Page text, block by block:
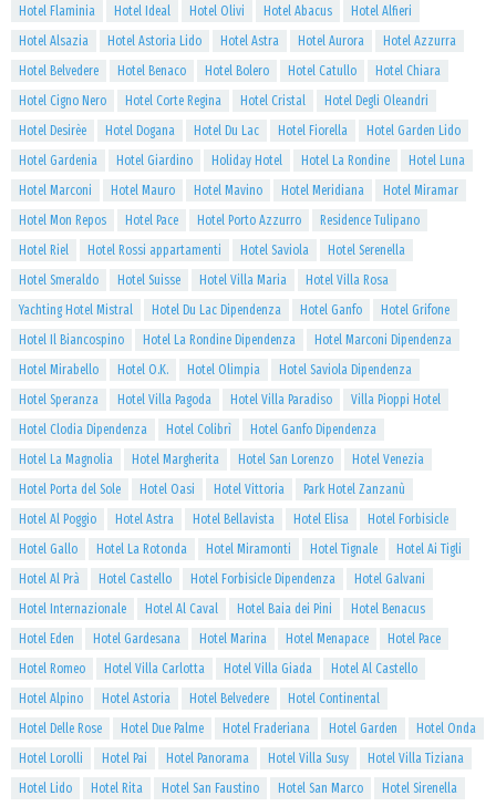
Hotel Flaminia
Hotel Ideal Hotel Olivi Hotel Abacus
Hotel Alfieri
Hotel Alsazia
Hotel Astoria Lido Hotel Astra Hotel Aurora
Hotel Azzurra
Hotel Belvedere
Hotel Benaco Hotel Bolero Hotel Catullo
Hotel Chiara
Hotel Cigno Nero
Hotel Corte Regina Hotel Cristal
Hotel Degli Oleandri
Hotel Desirèe
Hotel Dogana Hotel Du Lac Hotel Fiorella
Hotel Garden Lido
Hotel Gardenia
Hotel Giardino Holiday Hotel Hotel La Rondine
Hotel Luna
Hotel Marconi
Hotel Mauro Hotel Mavino Hotel Meridiana
Hotel Miramar
Hotel Mon Repos
Hotel Pace Hotel Porto Azzurro
Residence Tulipano
Hotel Riel
Hotel Rossi appartamenti Hotel Saviola
Hotel Serenella
Hotel Smeraldo
Hotel Suisse Hotel Villa Maria
Hotel Villa Rosa
Yachting Hotel Mistral
Hotel Du Lac Dipendenza Hotel Ganfo
Hotel Grifone
Hotel Il Biancospino
Hotel La Rondine Dipendenza
Hotel Marconi Dipendenza
Hotel Mirabello
Hotel O.K. Hotel Olimpia
Hotel Saviola Dipendenza
Hotel Speranza
Hotel Villa Pagoda Hotel Villa Paradiso
Villa Pioppi Hotel
Hotel Clodia Dipendenza
Hotel Colibrì
Hotel Ganfo Dipendenza
Hotel La Magnolia
Hotel Margherita Hotel San Lorenzo
Hotel Venezia
Hotel Porta del Sole
Hotel Oasi Hotel Vittoria
Park Hotel Zanzanù
Hotel Al Poggio
Hotel Astra Hotel Bellavista Hotel Elisa
Hotel Forbisicle
Hotel Gallo
Hotel La Rotonda Hotel Miramonti Hotel Tignale
Hotel Ai Tigli
Hotel Al Prà
Hotel Castello Hotel Forbisicle Dipendenza
Hotel Galvani
Hotel Internazionale
Hotel Al Caval Hotel Baia dei Pini
Hotel Benacus
Hotel Eden
Hotel Gardesana Hotel Marina Hotel Menapace
Hotel Pace
Hotel Romeo
Hotel Villa Carlotta Hotel Villa Giada
Hotel Al Castello
Hotel Alpino
Hotel Astoria Hotel Belvedere
Hotel Continental
Hotel Delle Rose
Hotel Due Palme Hotel Fraderiana Hotel Garden
Hotel Onda
Hotel Lorolli
Hotel Pai Hotel Panorama Hotel Villa Susy
Hotel Villa Tiziana
Hotel Lido
Hotel Rita Hotel San Faustino Hotel San Marco
Hotel Sirenella